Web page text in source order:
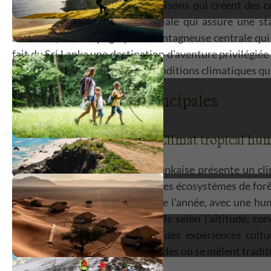
variables selon les régions et saisons qui créent
position géographique équatoriale qui assure une
alternées, de la topographie montagneuse centrale
fait du Sri Lanka une destination d'aventure
cultures millénaires dans des conditions climatiques
Zones climatiques principales
Zone humide sud-ouest - Climat tropical
La zone humide sud-ouest sri-lankaise présente un
équatoriales qui maintiennent des écosystèmes de
variant entre 24°C et 32°C toute l'année, avec une
2000 à 5000 millimètres annuels selon l'altitude,
tropicale remarquable et offre des expériences
environnements tropicaux humides où se mêlent